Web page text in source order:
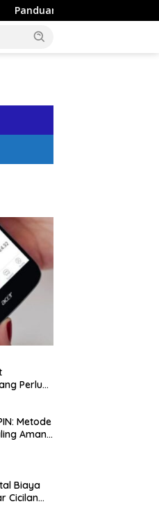
ke Kota Batu:
Perlu
Metode
Aman
Biaya
Cicilan